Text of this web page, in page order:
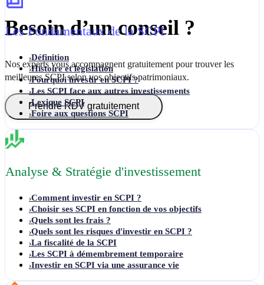
Besoin d’un conseil ?
Nos experts vous accompagnent gratuitement pour trouver les
meilleures SCPI selon vos objectifs patrimoniaux.
Prendre RDV gratuitement
Les Fondamentaux de la SCPI
›Définition
›Histoire et législation
›Pourquoi investir en SCPI ?
›Les SCPI face aux autres investissements
›Lexique SCPI
›Foire aux questions SCPI
Analyse & Stratégie d'investissement
›Comment investir en SCPI ?
›Choisir ses SCPI en fonction de vos objectifs
›Quels sont les frais ?
›Quels sont les risques d'investir en SCPI ?
›La fiscalité de la SCPI
›Les SCPI à démembrement temporaire
›Investir en SCPI via une assurance vie